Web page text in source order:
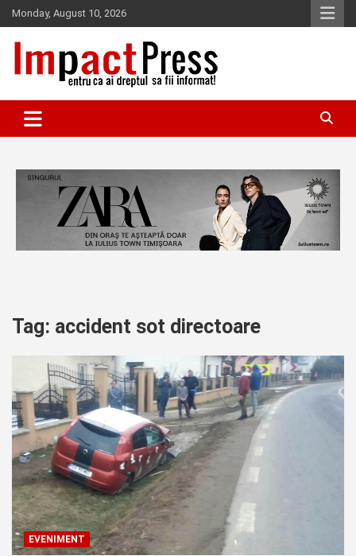
Skip
to
content
Monday, August 10, 2026
IMPACTPRESS
Tag: accident sot directoare
EVENIMENT